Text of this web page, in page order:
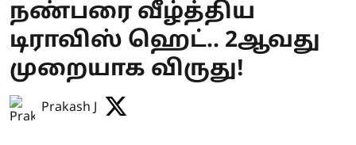
நண்பரை வீழ்த்திய
டிராவிஸ் ஹெட்.. 2ஆவது
முறையாக விருது!
Prakash J